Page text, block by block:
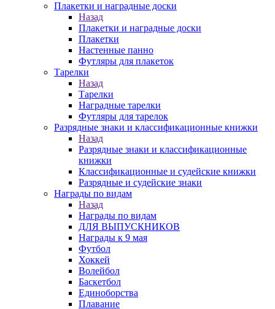
Плакетки и наградные доски
Назад
Плакетки и наградные доски
Плакетки
Настенные панно
Футляры для плакеток
Тарелки
Назад
Тарелки
Наградные тарелки
Футляры для тарелок
Разрядные знаки и классификационные книжки
Назад
Разрядные знаки и классификационные
книжки
Классификационные и судейские книжки
Разрядные и судейские знаки
Награды по видам
Назад
Награды по видам
ДЛЯ ВЫПУСКНИКОВ
Награды к 9 мая
Футбол
Хоккей
Волейбол
Баскетбол
Единоборства
Плавание